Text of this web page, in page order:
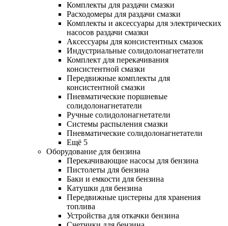
Комплекты для раздачи смазки
Расходомеры для раздачи смазки
Комплекты и аксессуары для электрических
насосов раздачи смазки
Аксессуары для консистентных смазок
Индустриальные солидолонагнетатели
Комплект для перекачивания
консистентной смазки
Передвижные комплекты для
консистентной смазки
Пневматические поршневые
солидолонагнетатели
Ручные солидолонагнетатели
Системы распыления смазки
Пневматические солидолонагнетатели
Ещё 5
Оборудование для бензина
Перекачивающие насосы для бензина
Пистолеты для бензина
Баки и емкости для бензина
Катушки для бензина
Передвижные цистерны для хранения
топлива
Устройства для откачки бензина